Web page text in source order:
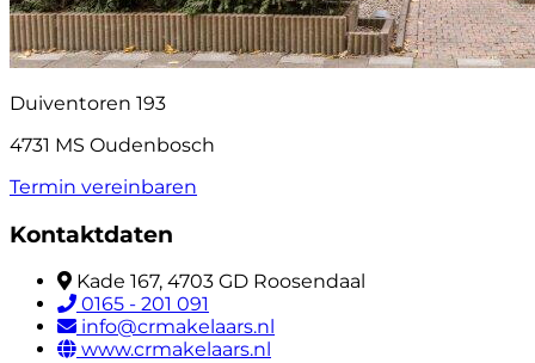
Duiventoren 193
4731 MS Oudenbosch
Termin vereinbaren
Kontaktdaten
Kade 167, 4703 GD Roosendaal
0165 - 201 091
info@crmakelaars.nl
www.crmakelaars.nl